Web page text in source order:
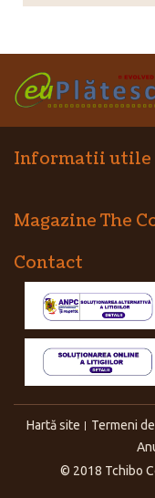
Informatii utile
Magazine The
Contact
Hartă site Termeni
© 2018 Tchibo